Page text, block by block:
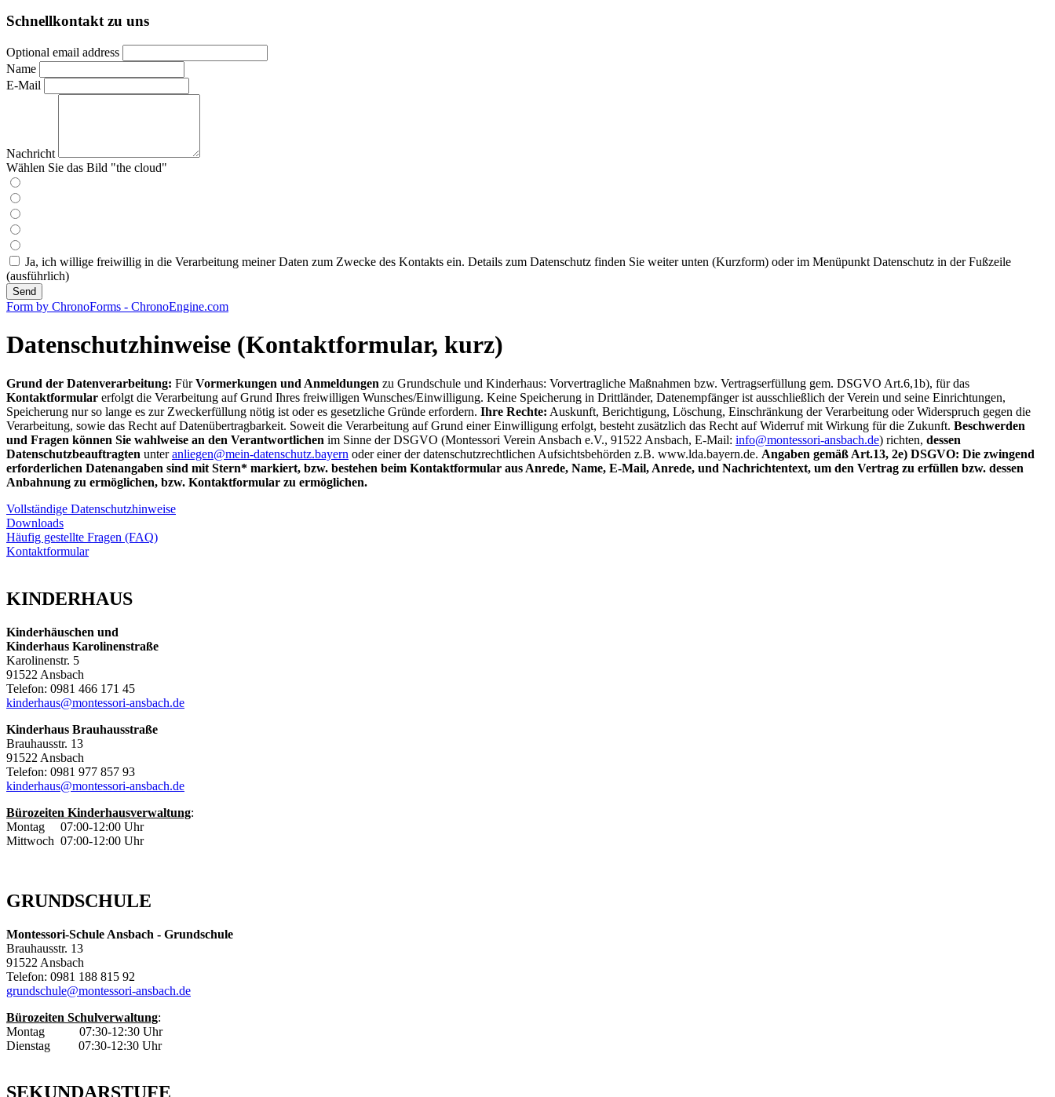
Schnellkontakt zu uns
Optional email address
Name
E-Mail
Nachricht
Wählen Sie das Bild "the cloud"
Ja, ich willige freiwillig in die Verarbeitung meiner Daten zum Zwecke des Kontakts ein. Details zum Datenschutz finden Sie weiter unten (Kurzform) oder im Menüpunkt Datenschutz in der Fußzeile
(ausführlich)
Send
Form by ChronoForms - ChronoEngine.com
Datenschutzhinweise (Kontaktformular, kurz)
Grund der Datenverarbeitung: FürVormerkungen und Anmeldungen zu Grundschule und Kinderhaus: Vorvertragliche Maßnahmen bzw. Vertragserfüllung gem. DSGVO Art.6,1b), für das
Kontaktformular erfolgt die Verarbeitung auf Grund Ihres freiwilligen Wunsches/Einwilligung. Keine Speicherung in Drittländer, Datenempfänger ist ausschließlich der Verein und seine Einrichtungen,
Speicherung nur so lange es zur Zweckerfüllung nötig ist oder es gesetzliche Gründe erfordern. Ihre Rechte: Auskunft, Berichtigung, Löschung, Einschränkung der Verarbeitung oder Widerspruch gegen die
Verarbeitung, sowie das Recht auf Datenübertragbarkeit. Soweit die Verarbeitung auf Grund einer Einwilligung erfolgt, besteht zusätzlich das Recht auf Widerruf mit Wirkung für die Zukunft. Beschwerden
und Fragen können Sie wahlweise an den Verantwortlichen im Sinne der DSGVO (Montessori Verein Ansbach e.V., 91522 Ansbach, E-Mail: info@montessori-ansbach.de) richten, dessen
Datenschutzbeauftragten unteranliegen@mein-datenschutz.bayern oder einer der datenschutzrechtlichen Aufsichtsbehörden z.B. ­www.lda.bayern.de. Angaben gemäß Art.13, 2e) DSGVO: Die zwingend
erforderlichen Datenangaben sind mit Stern* markiert, bzw. bestehen beim Kontaktformular aus Anrede, Name, E-Mail, Anrede, und Nachrichtentext, um den Vertrag zu erfüllen bzw. dessen
Anbahnung zu ermöglichen, bzw. Kontaktformular zu ermöglichen.
Vollständige Datenschutzhinweise
Downloads
Häufig gestellte Fragen (FAQ)
Kontaktformular
KINDERHAUS
Kinderhäuschen und
Kinderhaus Karolinenstraße
Karolinenstr. 5
91522 Ansbach
Telefon: 0981 466 171 45
kinderhaus@montessori-ansbach.de
Kinderhaus Brauhausstraße
Brauhausstr. 13
91522 Ansbach
Telefon: 0981 977 857 93
kinderhaus@montessori-ansbach.de
Bürozeiten Kinderhausverwaltung:
Montag 07:00-12:00 Uhr
Mittwoch 07:00-12:00 Uhr
GRUNDSCHULE
Montessori-Schule Ansbach - Grundschule
Brauhausstr. 13
91522 Ansbach
Telefon: 0981 188 815 92
grundschule@montessori-ansbach.de
Bürozeiten Schulverwaltung:
Montag 07:30-12:30 Uhr
Dienstag 07:30-12:30 Uhr
SEKUNDARSTUFE